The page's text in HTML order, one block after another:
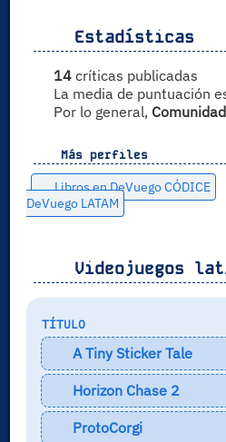
Estadísticas
14críticas publicadas
La media de puntuación
Por lo general,
Más perfiles
Libros en DeVuego CÓDICE
DeVuego LATAM
Videojuegos
TÍTULO
A Tiny Sticker Tale
Horizon Chase 2
ProtoCorgi